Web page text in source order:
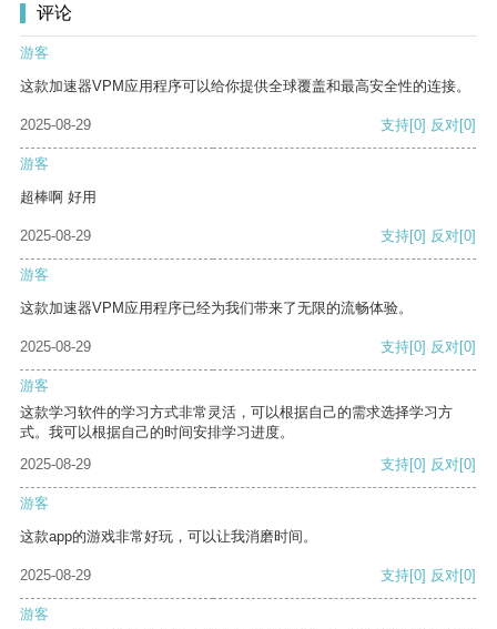
评论
游客
这款加速器VPM应用程序可以给你提供全球覆盖和最高安全性的连接。
2025-08-29 支持[0] 反对[0]
游客
超棒啊 好用
2025-08-29 支持[0] 反对[0]
游客
这款加速器VPM应用程序已经为我们带来了无限的流畅体验。
2025-08-29 支持[0] 反对[0]
游客
这款学习软件的学习方式非常灵活，可以根据自己的需求选择学习方
式。我可以根据自己的时间安排学习进度。
2025-08-29
支持[0] 反对[0]
游客
这款app的游戏非常好玩，可以让我消磨时间。
2025-08-29 支持[0] 反对[0]
游客